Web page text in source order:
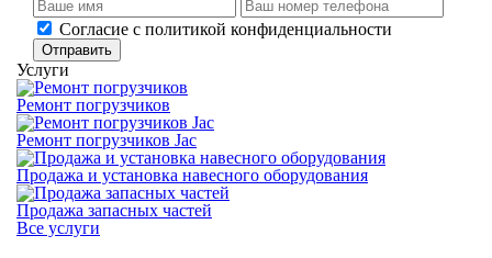
Cогласие с политикой конфиденциальности
Отправить
Услуги
Ремонт погрузчиков
Ремонт погрузчиков Jac
Продажа и установка навесного оборудования
Продажа запасных частей
Все услуги